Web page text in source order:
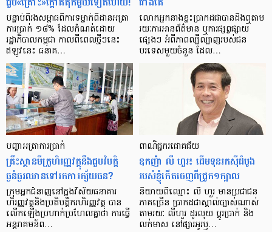
បន្ទាប់​ពី​រង​សម្ពាធ​​ពី​ការ​ទម្លាក់​ពិដាន​អត្រា​
ការ​ប្រាក់ ១៨​% ដែល​កំណត់​ដោយ​
រដ្ឋាភិបាល​កម្ពុជា កាល​ពី​ពេល​ថ្មីៗ​នេះ
ឥឡូវ​នេះ ធនាគ…
លោកអ្នក​នាង​ខ្លះ​ប្រាកដ​ជា​បាន​​ដឹង​ឮ​តាម​
រយៈ​ការ​អាន​ព័ត៌មាន ឬ​ការ​ផ្សព្វផ្សាយ​
ផ្សេងៗ អំពី​ភាព​ល្បីល្បាញ​របស់​ជន​
បរទេស​មួយ​ចំនួន ដែល…
បញ្ហា​អត្រា​ការប្រាក់
គ្រឹះស្ថាន​មីក្រូ​ហិរញ្ញវត្ថុ​នឹង​ជួប​វិបត្តិ​
ធ្ងន់ធ្ងរ​ឈាន​ទៅ​រក​ការ​ក្ស័យធន?
ក្រុម​អ្នក​ជំនាញ​នៅ​ក្នុង​វិស័យ​ធនាគារ
ហិរញ្ញវត្ថុ​និង​ប្រតិបត្តិករ​ហិរញ្ញ​វត្ថុ បាន​​
លើក​ឡើង​ប្រហាក់​ប្រហែល​គ្នា​ថា ការ​ធ្វើ​
អន្តរាគមន៍​ព…
ពាណិជ្ជករជោគជ័យ
ឧកញ៉ា លី ហួរ៖ ដើមទុនរកស៊ីដំបូង
របស់ខ្ញុំកើតចេញពីជ្រូក១ក្បាល
និយាយ​ពី​ឈ្មោះ លី ហួរ មាន​ប្រជាជន​
ភាគ​ច្រើន ប្រាកដ​ជា​ស្គាល់​ច្បាស់​ណាស់
តាមរយៈ លីហួរ ដូរ​លុយ ប្តូរ​បា្រក់ និង​
លក់​មាស នៅ​ផ្សារ​អូរ​ឫ…